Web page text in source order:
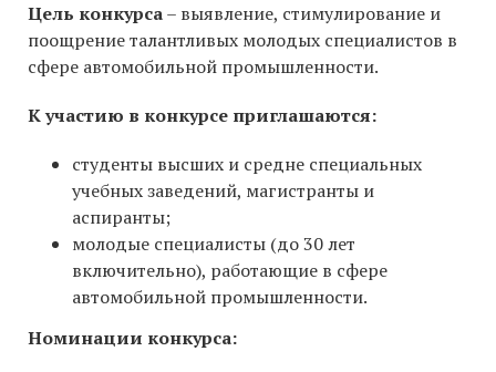
Цель конкурса– выявление, стимулирование и
поощрение талантливых молодых специалистов в
сфере автомобильной промышленности.
К участию в конкурсе приглашаются:
студенты высших и средне специальных
учебных заведений, магистранты и
аспиранты;
молодые специалисты (до 30 лет
включительно), работающие в сфере
автомобильной промышленности.
Номинации конкурса: